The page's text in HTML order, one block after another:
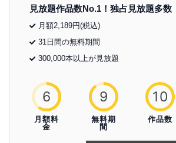
見放題作品数No.1！独占見放題多数
月額2,189円(税込)
31日間の無料期間
300,000本以上が見放題
6
月額料
金
9
無料期
間
10
作品数